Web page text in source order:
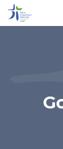
Panneau de